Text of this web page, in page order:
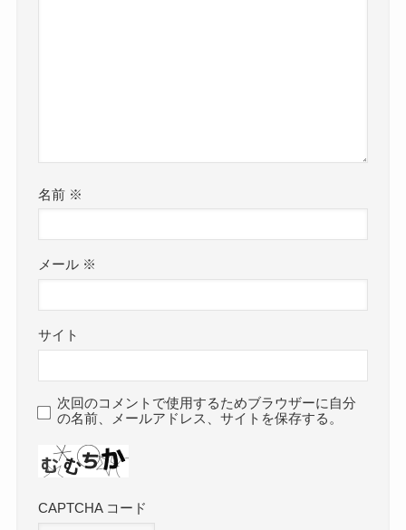
名前 ※
メール ※
サイト
次回のコメントで使用するためブラウザーに自分
の名前、メールアドレス、サイトを保存する。
CAPTCHA コード